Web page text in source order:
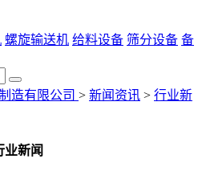
螺旋输送机 给料设备 筛分设备 备
造有限公司 > 新闻资讯 > 行业新
业新闻